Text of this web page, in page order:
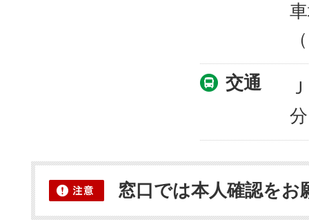
交通
分
窓口では本人確認をお